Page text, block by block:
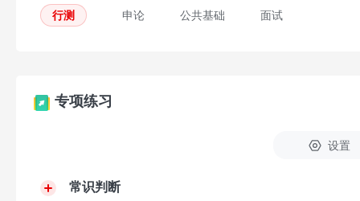
行测 申论 公共基础 面试
专项练习
设置
常识判断